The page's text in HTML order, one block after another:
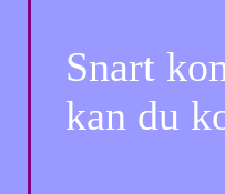
Snart
kan du